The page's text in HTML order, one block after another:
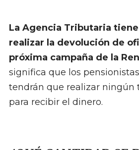
La Agencia Tributaria
realizar la devolución de
próxima campaña de la
significa que los
tendrán que realizar ningún
para recibir el dinero.